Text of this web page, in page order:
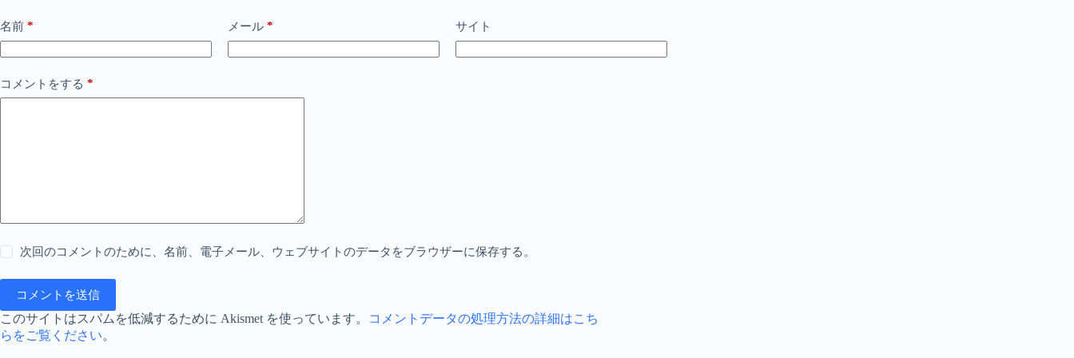
名前 * メール * サイト
コメントをする *
次回のコメントのために、名前、電子メール、ウェブサイトのデータをブラウザーに保存する。
コメントを送信
このサイトはスパムを低減するために Akismet を使っています。
コメントデータの処理方法の詳細はこち
らをご覧ください。